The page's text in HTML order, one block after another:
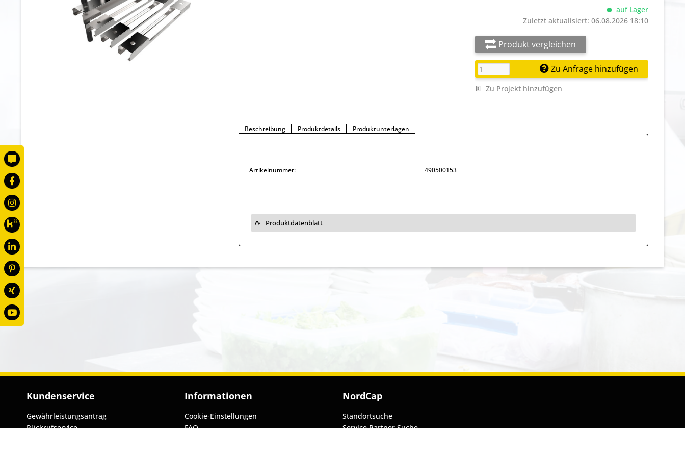
auf Lager
Zuletzt aktualisiert: 06.08.2026 18:10
Produkt vergleichen
Zu Anfrage hinzufügen
Zu Projekt hinzufügen
Beschreibung Produktdetails Produktunterlagen
Artikelnummer: 490500153
Produktdatenblatt
Kundenservice
Gewährleistungsantrag
Rückrufservice
Informationen
Cookie-Einstellungen
FAQ
NordCap
Standortsuche
Service Partner Suche